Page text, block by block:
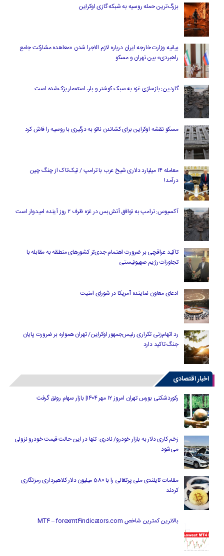
بزرگ‌ترین حمله روسیه به شبکه گازی اوکراین
بیانیه وزارت خارجه ایران درباره لازم‌ الاجرا شدن «معاهده مشارکت جامع
راهبردی» بین تهران و مسکو
گاردین: بازسازی غزه به سبک کوشنر و بلر، استعمار بزک‌شده است
مسکو نقشه اوکراین برای کشاندن ناتو به درگیری با روسیه را فاش کرد
معامله ۱۴ میلیارد دلاری شیخ عرب با ترامپ / تیک‌تاک از چنگ چین
درآمد!
آکسیوس: ترامپ به توافق آتش‌بس در غزه ظرف ۲ روز آینده امیدوار است
تاکید عراقچی بر ضرورت اهتمام جدی‌تر کشورهای منطقه به مقابله با
تجاوزات رژیم صهیونیستی
ادعای معاون نماینده آمریکا در شورای امنیت
رد اتهام‌زنی تکراری رئیس‌جمهور اوکراین/ تهران همواره بر ضرورت پایان
جنگ تاکید دارد
اخبار اقتصادی
رکوردشکنی بورس تهران امروز ۱۲ مهر ۱۴۰۴| بازار سهام رونق گرفت
زخم کاری دلار به بازار خودرو/ نادری: تنها در این حالت قیمت خودرو نزولی
می‌شود
مقامات تایلندی ملی پرتغالی را با 580 میلیون دلار کلاهبرداری رمزنگاری
کردند
بالاترین کمترین شاخص MT4 – forexmt4indicators.com